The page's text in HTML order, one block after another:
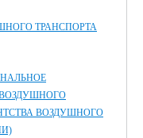
ТРАНСПОРТА
ВОЗДУШНОГО